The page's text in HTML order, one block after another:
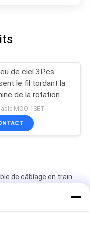
de ciel 3Pcs
le fil tordant la
de la rotation
stable élevée
MOQ:1SET
de câblage en train
en branche en